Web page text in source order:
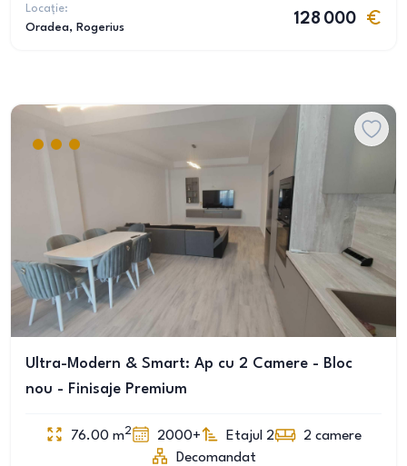
Locație:
Oradea, Rogerius
128 000
Ultra-Modern & Smart: Ap cu 2 Camere - Bloc
nou - Finisaje Premium
76.00 m2 2000+ Etajul 2 2 camere
Decomandat